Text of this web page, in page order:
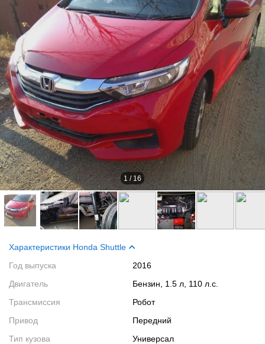
1 / 16
Характеристики Honda Shuttle
Год выпуска
2016
Двигатель
Бензин, 1.5 л, 110 л.с.
Трансмиссия
Робот
Привод
Передний
Тип кузова
Универсал